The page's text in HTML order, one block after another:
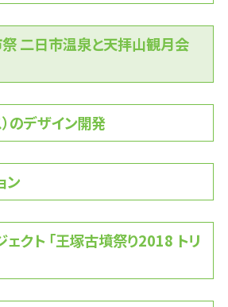
二日市温泉と天拝山観月会
のデザイン開発
ン
クト 「王塚古墳祭り2018 トリ